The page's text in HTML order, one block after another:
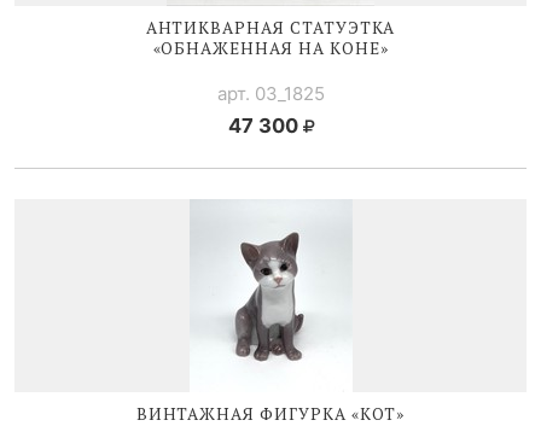
АНТИКВАРНАЯ СТАТУЭТКА
«ОБНАЖЕННАЯ НА КОНЕ»
арт. 03_1825
47 300
ВИНТАЖНАЯ ФИГУРКА «КОТ»